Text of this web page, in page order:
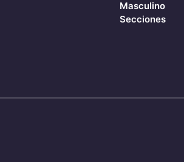
Masculino
Secciones